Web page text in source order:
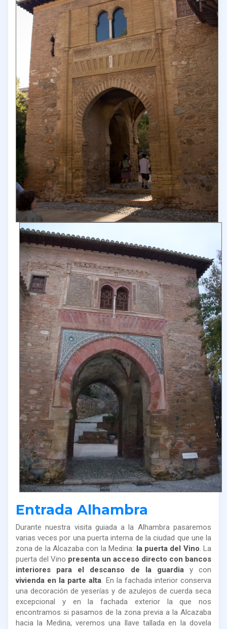
Entrada Alhambra
Durante nuestra visita guiada a la Alhambra pasaremos
varias veces por una puerta interna de la ciudad que une la
zona de la Alcazaba con la Medina: la puerta del Vino. La
puerta del Vino presenta un acceso directo con bancos
interiores para el descanso de la guardia y con
vivienda en la parte alta. En la fachada interior conserva
una decoración de yeserías y de azulejos de cuerda seca
excepcional y en la fachada exterior la que nos
encontramos si pasamos de la zona previa a la Alcazaba
hacia la Medina, veremos una llave tallada en la dovela